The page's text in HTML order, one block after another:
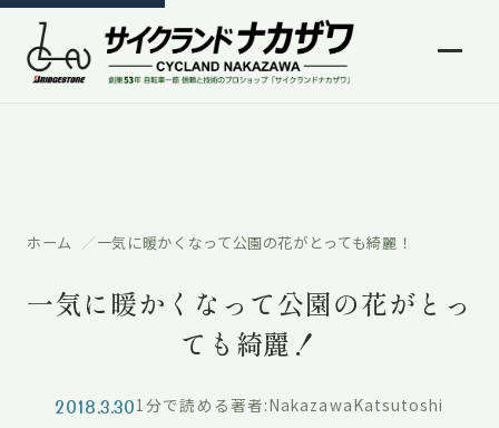
ホーム 一気に暖かくなって公園の花がとっても綺麗！
一気に暖かくなって公園の花がとっ
ても綺麗！
2018.3.301分で読める著者:NakazawaKatsutoshi